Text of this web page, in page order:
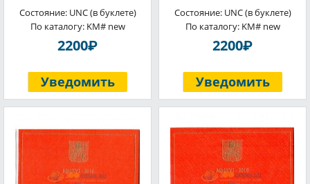
Состояние: UNC (в буклете)
По каталогу: KM# new
2200P
Уведомить
Состояние: UNC (в буклете)
По каталогу: KM# new
2200P
Уведомить